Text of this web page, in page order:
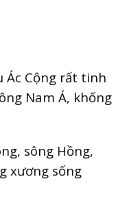
Ác Cộng rất tinh
Nam Á, khống
sông Hồng,
xương sống